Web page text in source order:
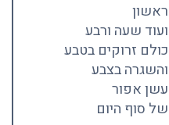
ראשון
ועוד שעה ורבע
כולם זרוקים בטבע
והשגרה בצבע
עשן אפור
של סוף היום